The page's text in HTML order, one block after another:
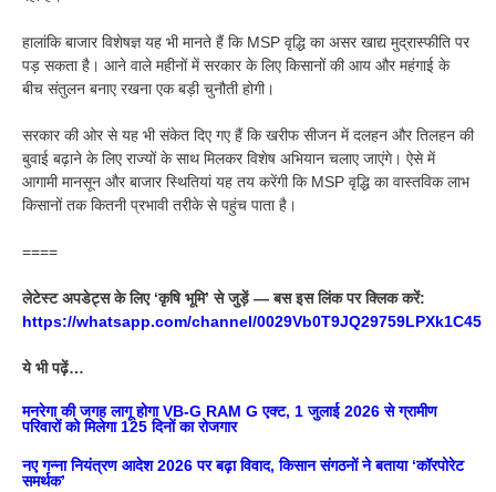
हालांकि बाजार विशेषज्ञ यह भी मानते हैं कि MSP वृद्धि का असर खाद्य मुद्रास्फीति पर
पड़ सकता है। आने वाले महीनों में सरकार के लिए किसानों की आय और महंगाई के
बीच संतुलन बनाए रखना एक बड़ी चुनौती होगी।
सरकार की ओर से यह भी संकेत दिए गए हैं कि खरीफ सीजन में दलहन और तिलहन की
बुवाई बढ़ाने के लिए राज्यों के साथ मिलकर विशेष अभियान चलाए जाएंगे। ऐसे में
आगामी मानसून और बाजार स्थितियां यह तय करेंगी कि MSP वृद्धि का वास्तविक लाभ
किसानों तक कितनी प्रभावी तरीके से पहुंच पाता है।
====
लेटेस्ट अपडेट्स के लिए ‘कृषि भूमि’ से जुड़ें — बस इस लिंक पर क्लिक करें:
https://whatsapp.com/channel/0029Vb0T9JQ29759LPXk1C45
ये भी पढ़ें…
मनरेगा की जगह लागू होगा VB-G RAM G एक्ट, 1 जुलाई 2026 से ग्रामीण
परिवारों को मिलेगा 125 दिनों का रोजगार
नए गन्ना नियंत्रण आदेश 2026 पर बढ़ा विवाद, किसान संगठनों ने बताया ‘कॉरपोरेट
समर्थक’